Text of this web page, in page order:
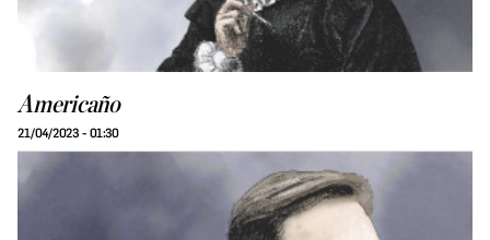
Americaño
21/04/2023 - 01:30